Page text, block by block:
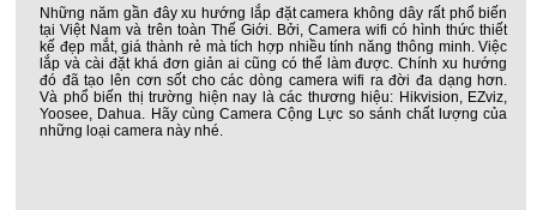
Những năm gần đây xu hướng lắp đặt camera không dây rất phổ biến
tại Việt Nam và trên toàn Thế Giới. Bởi, Camera wifi có hình thức thiết
kế đẹp mắt, giá thành rẻ mà tích hợp nhiều tính năng thông minh. Việc
lắp và cài đặt khá đơn giản ai cũng có thể làm được. Chính xu hướng
đó đã tạo lên cơn sốt cho các dòng camera wifi ra đời đa dạng hơn.
Và phổ biến thị trường hiện nay là các thương hiệu: Hikvision, EZviz,
Yoosee, Dahua. Hãy cùng Camera Cộng Lực so sánh chất lượng của
những loại camera này nhé.